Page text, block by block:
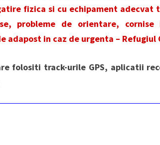
fizica si cu echipament adecvat
probleme de orientare,
adapost in caz de urgenta – Refugiul
folositi track-urile GPS, aplicatii